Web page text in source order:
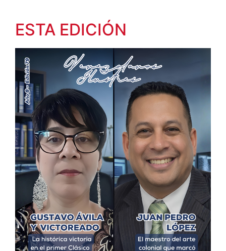
ESTA EDICIÓN